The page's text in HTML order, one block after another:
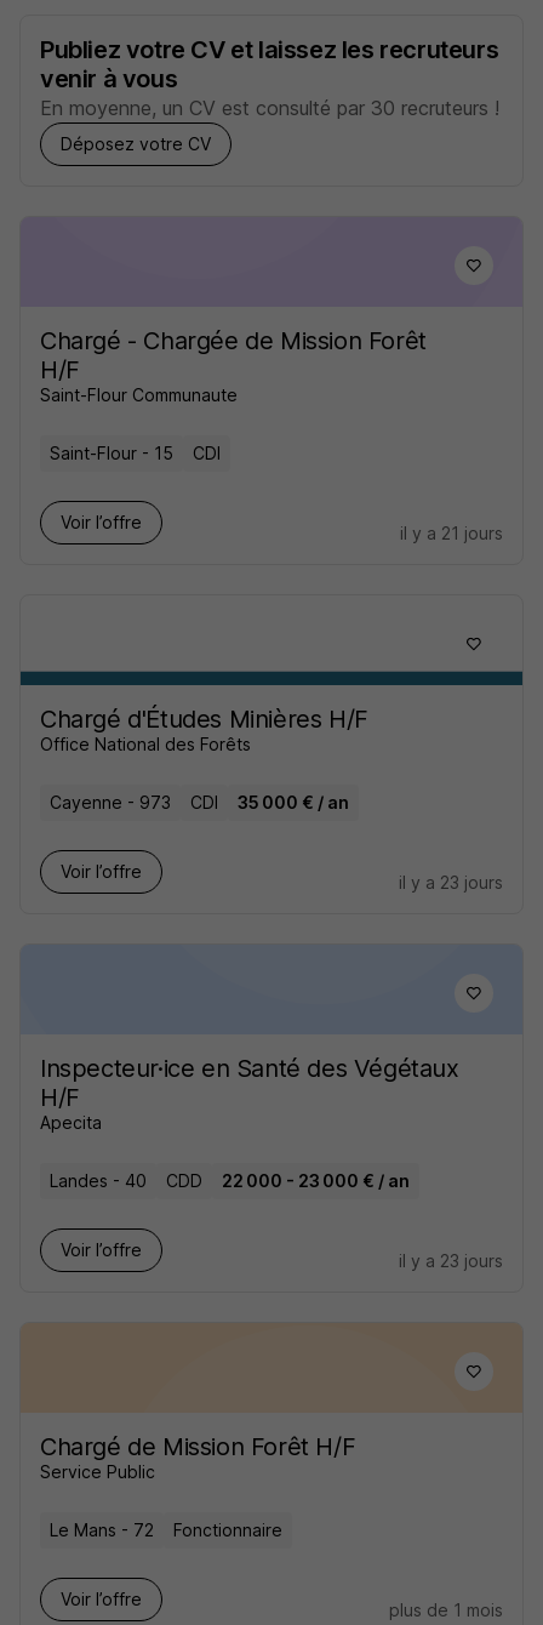
Publiez votre CV et laissez les recruteurs
venir à vous
En moyenne, un CV est consulté par 30 recruteurs !
Déposez votre CV
Chargé - Chargée de Mission Forêt
H/F
Saint-Flour Communaute
Saint-Flour - 15 CDI
Voir l’offre
il y a 21 jours
Chargé d'Études Minières H/F
Office National des Forêts
Cayenne - 973 CDI 35 000 € / an
Voir l’offre
il y a 23 jours
Inspecteur·ice en Santé des Végétaux
H/F
Apecita
Landes - 40 CDD 22 000 - 23 000 € / an
Voir l’offre
il y a 23 jours
Chargé de Mission Forêt H/F
Service Public
Le Mans - 72 Fonctionnaire
Voir l’offre
plus de 1 mois